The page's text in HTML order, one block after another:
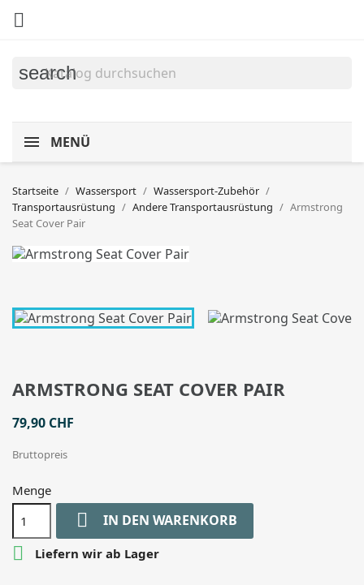

search
MENÜ
Startseite Wassersport
Wassersport-Zubehör
Transportausrüstung
Andere Transportausrüstung
Armstrong
Seat Cover Pair
ARMSTRONG SEAT COVER PAIR
79,90 CHF
Bruttopreis
Menge
 IN DEN WARENKORB
 Liefern wir ab Lager